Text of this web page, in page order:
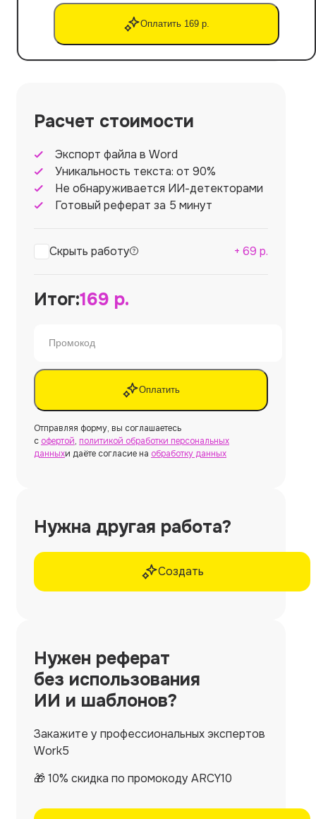
Оплатить 169 р.
Расчет стоимости
Экспорт файла в Word
Уникальность текста: от 90%
Не обнаруживается ИИ-детекторами
Готовый реферат за 5 минут
Скрыть работу + 69 р.
Итог:169 р.
Оплатить
Отправляя форму, вы соглашаетесь
с офертой, политикой обработки персональных
данныхи даёте согласие на обработку данных
Нужна другая работа?
Создать
Нужен реферат
без использования
ИИ и шаблонов?
Закажите у профессиональных экспертов
Work5
🎁 10% скидка по промокоду ARCY10